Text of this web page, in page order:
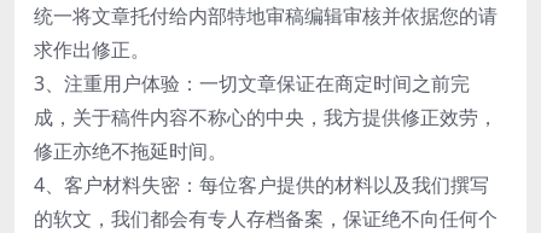
统一将文章托付给内部特地审稿编辑审核并依据您的请
求作出修正。
3、注重用户体验：一切文章保证在商定时间之前完
成，关于稿件内容不称心的中央，我方提供修正效劳，
修正亦绝不拖延时间。
4、客户材料失密：每位客户提供的材料以及我们撰写
的软文，我们都会有专人存档备案，保证绝不向任何个